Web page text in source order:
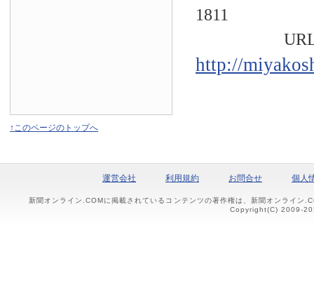
1811
URL
http://
↑このページのトップへ
運営会社 利用規約 お問合せ 個人
新聞オンライン.COMに掲載されているコンテンツの著作権は、新聞オンライン
Copyright(C) 2009-